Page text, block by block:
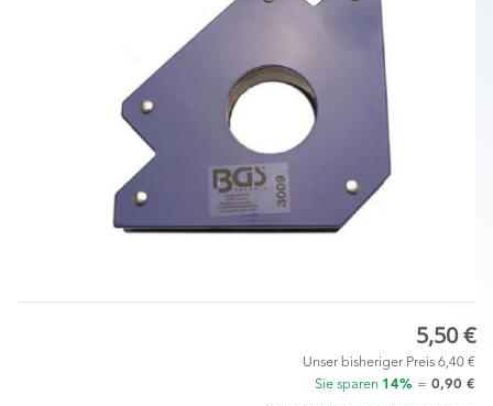
5,50 €
Unser bisheriger Preis 6,40 €
Sie sparen 14% = 0,90 €